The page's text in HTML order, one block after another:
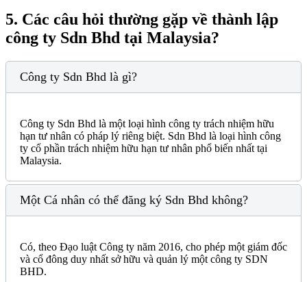
5. Các câu hỏi thường gặp về thành lập
công ty Sdn Bhd tại Malaysia?
Công ty Sdn Bhd là gì?
Công ty Sdn Bhd là một loại hình công ty trách nhiệm hữu
hạn tư nhân có pháp lý riêng biệt. Sdn Bhd là loại hình công
ty cổ phần trách nhiệm hữu hạn tư nhân phổ biến nhất tại
Malaysia.
Một Cá nhân có thể đăng ký Sdn Bhd không?
Có, theo Đạo luật Công ty năm 2016, cho phép một giám đốc
và cổ đông duy nhất sở hữu và quản lý một công ty SDN
BHD.